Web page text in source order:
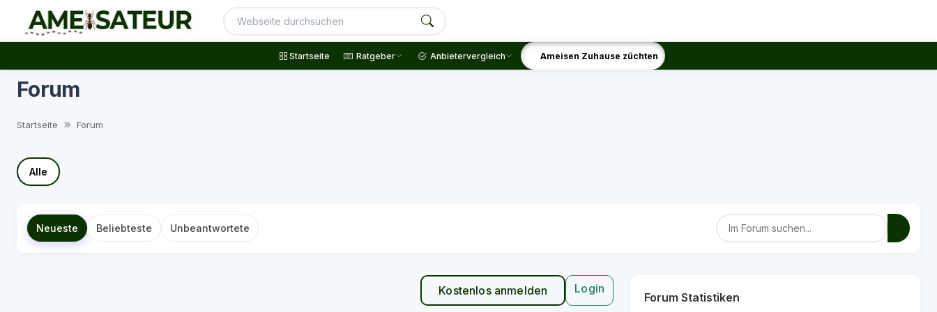
Startseite Ratgeber Anbietervergleich Ameisen Zuhause züchten
Forum
Startseite Forum
Alle
Neueste Beliebteste Unbeantwortete
Kostenlos anmelden Login
Forum Statistiken